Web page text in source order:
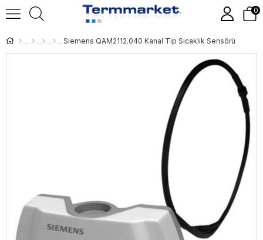
0
Siemens QAM2112.040 Kanal Tip Sıcaklık Sensörü